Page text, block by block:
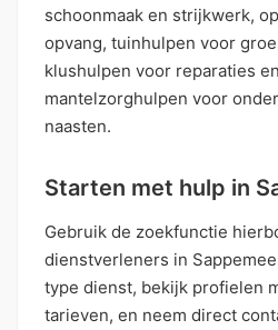
schoonmaak en strijkwerk,
opvang, tuinhulpen voor
klushulpen voor reparaties
mantelzorghulpen voor
naasten.
Starten met hulp in
Gebruik de zoekfunctie
dienstverleners in
type dienst, bekijk profielen
tarieven, en neem direct